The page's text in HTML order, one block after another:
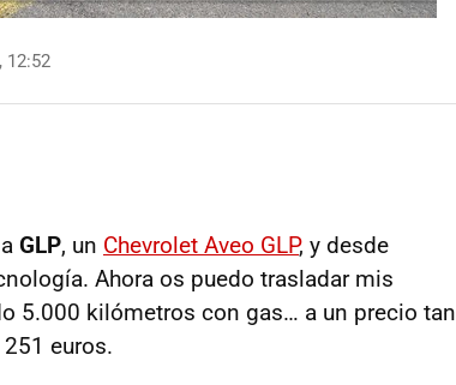
12:52
GLP, un Chevrolet Aveo GLP, y desde
Ahora os puedo trasladar mis
5.000 kilómetros con gas… a un precio tan
euros.